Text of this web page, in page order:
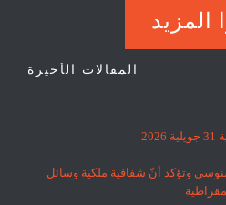
المزيد
المقالات الأخيرة
وتؤكد أنّ شفافية ملكية وسائل